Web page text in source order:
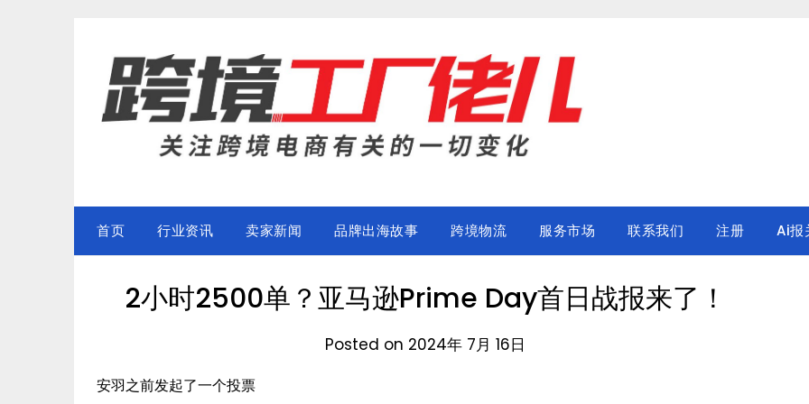
首页 行业资讯 卖家新闻 品牌出海故事 跨境物流 服务市场 联系我们 注册 Ai报
2小时2500单？亚马逊Prime Day首日战报来了！
Posted on 2024年 7月 16日
安羽之前发起了一个投票